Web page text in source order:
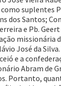
suplentes
dos Santos;
e Pb.
missionária
José da
e a
Abram de
Portanto,